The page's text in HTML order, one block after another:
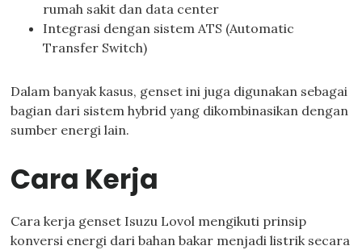
rumah sakit dan data center
Integrasi dengan sistem ATS (Automatic
Transfer Switch)
Dalam banyak kasus, genset ini juga digunakan sebagai
bagian dari sistem hybrid yang dikombinasikan dengan
sumber energi lain.
Cara Kerja
Cara kerja genset Isuzu Lovol mengikuti prinsip
konversi energi dari bahan bakar menjadi listrik secara